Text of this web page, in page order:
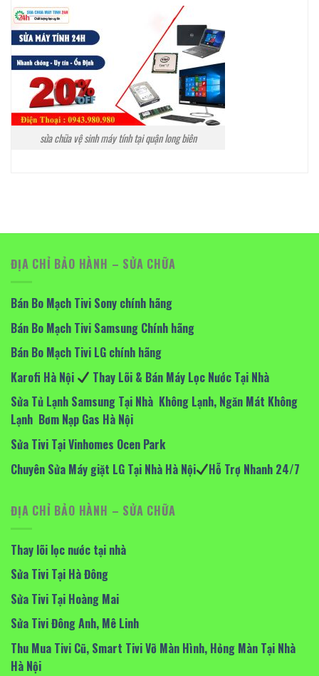
sửa chữa vệ sinh máy tính tại quận long biên
ĐỊA CHỈ BẢO HÀNH – SỬA CHỮA
Bán Bo Mạch Tivi Sony chính hãng
Bán Bo Mạch Tivi Samsung Chính hãng
Bán Bo Mạch Tivi LG chính hãng
Karofi Hà Nội
Thay Lõi & Bán Máy Lọc Nước Tại Nhà
Sửa Tủ Lạnh Samsung Tại Nhà Không Lạnh, Ngăn Mát Không
Lạnh Bơm Nạp Gas Hà Nội
Sửa Tivi Tại Vinhomes Ocen Park
Chuyên Sửa Máy giặt LG Tại Nhà Hà Nội
Hỗ Trợ Nhanh 24/7
ĐỊA CHỈ BẢO HÀNH – SỬA CHỮA
Thay lõi lọc nước tại nhà
Sửa Tivi Tại Hà Đông
Sửa Tivi Tại Hoàng Mai
Sửa Tivi Đông Anh, Mê Linh
Thu Mua Tivi Cũ, Smart Tivi Vỡ Màn Hình, Hỏng Màn Tại Nhà
Hà Nội